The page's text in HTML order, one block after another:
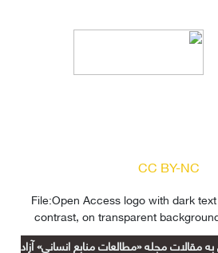
CC BY-NC
مقالات مجله «مطالعات منابع انسانی» آزاد